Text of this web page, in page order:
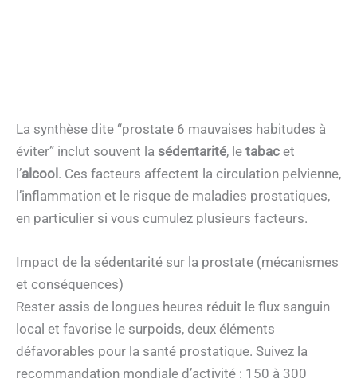
La synthèse dite “prostate 6 mauvaises habitudes à
éviter” inclut souvent la sédentarité, le tabac et
l’alcool. Ces facteurs affectent la circulation pelvienne,
l’inflammation et le risque de maladies prostatiques,
en particulier si vous cumulez plusieurs facteurs.
Impact de la sédentarité sur la prostate (mécanismes
et conséquences)
Rester assis de longues heures réduit le flux sanguin
local et favorise le surpoids, deux éléments
défavorables pour la santé prostatique. Suivez la
recommandation mondiale d’activité : 150 à 300